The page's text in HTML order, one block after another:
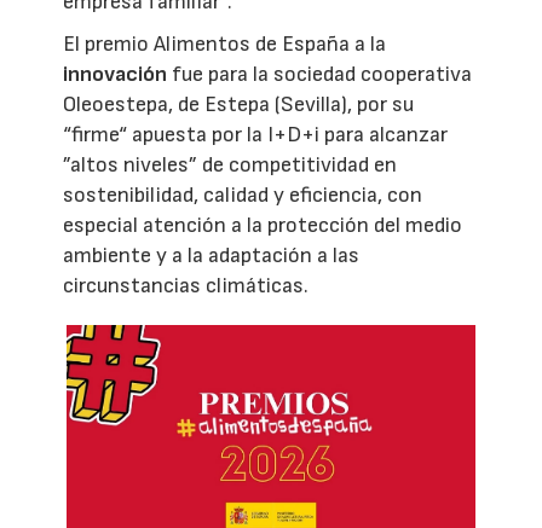
El premio Alimentos de España a la
innovación fue para la sociedad cooperativa
Oleoestepa, de Estepa (Sevilla), por su
“firme“ apuesta por la I+D+i para alcanzar
”altos niveles” de competitividad en
sostenibilidad, calidad y eficiencia, con
especial atención a la protección del medio
ambiente y a la adaptación a las
circunstancias climáticas.